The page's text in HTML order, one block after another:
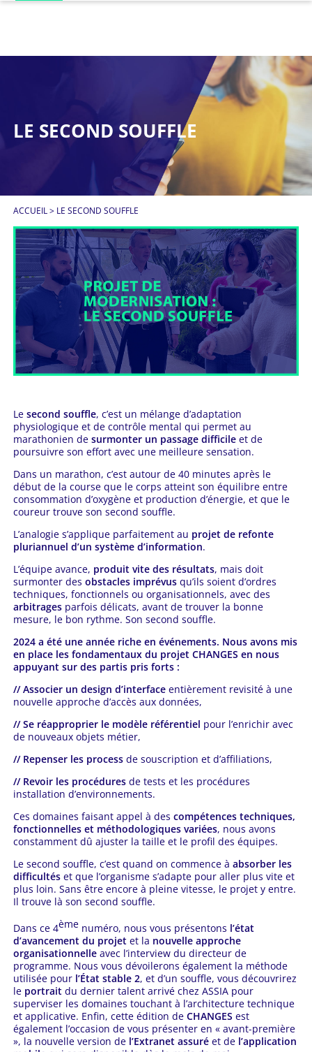
LE SECOND SOUFFLE
ACCUEIL> LE SECOND SOUFFLE
Le second souffle, c’est un mélange d’adaptation
physiologique et de contrôle mental qui permet au
marathonien de surmonter un passage difficileet de
poursuivre son effort avec une meilleure sensation.
Dans un marathon, c’est autour de 40 minutes après le
début de la course que le corps atteint son équilibre entre
consommation d’oxygène et production d’énergie, et que le
coureur trouve son second souffle.
L’analogie s’applique parfaitement au projet de refonte
pluriannuel d’un système d’information.
L’équipe avance, produit vite des résultats, mais doit
surmonter des obstacles imprévusqu’ils soient d’ordres
techniques, fonctionnels ou organisationnels, avec des
arbitragesparfois délicats, avant de trouver la bonne
mesure, le bon rythme. Son second souffle.
2024 a été une année riche en événements. Nous avons mis
en place les fondamentaux du projet CHANGES en nous
appuyant sur des partis pris forts :
// Associer un design d’interfaceentièrement revisité à une
nouvelle approche d’accès aux données,
// Se réapproprier le modèle référentiel pour l’enrichir avec
de nouveaux objets métier,
// Repenser les processde souscription et d’affiliations,
// Revoir les procéduresde tests et les procédures
installation d’environnements.
Ces domaines faisant appel à des compétences techniques,
fonctionnelles et méthodologiques variées, nous avons
constamment dû ajuster la taille et le profil des équipes.
Le second souffle, c’est quand on commence à absorber les
difficultéset que l’organisme s’adapte pour aller plus vite et
plus loin. Sans être encore à pleine vitesse, le projet y entre.
Il trouve là son second souffle.
Dans ce 4ème numéro, nous vous présentons l’état
d’avancement du projetet la nouvelle approche
organisationnelleavec l’interview du directeur de
programme. Nous vous dévoilerons également la méthode
utilisée pour l’État stable 2, et d’un souffle, vous découvrirez
le portraitdu dernier talent arrivé chez ASSIA pour
superviser les domaines touchant à l’architecture technique
et applicative. Enfin, cette édition de CHANGES est
également l’occasion de vous présenter en « avant-première
», la nouvelle version de l’Extranet assuréet de l’application